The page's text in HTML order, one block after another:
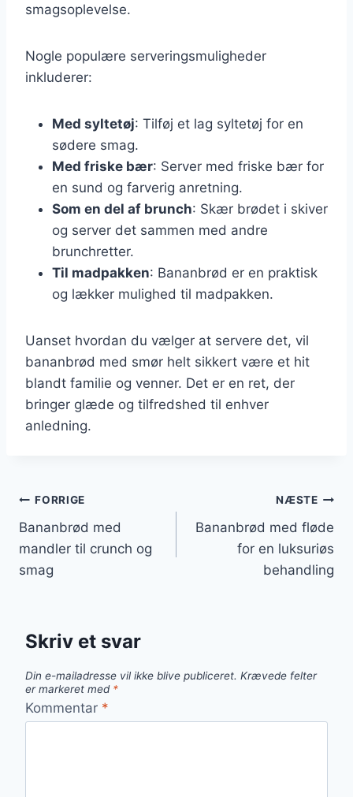
smagsoplevelse.
Nogle populære serveringsmuligheder
inkluderer:
Med syltetøj: Tilføj et lag syltetøj for en
sødere smag.
Med friske bær: Server med friske bær for
en sund og farverig anretning.
Som en del af brunch: Skær brødet i skiver
og server det sammen med andre
brunchretter.
Til madpakken: Bananbrød er en praktisk
og lækker mulighed til madpakken.
Uanset hvordan du vælger at servere det, vil
bananbrød med smør helt sikkert være et hit
blandt familie og venner. Det er en ret, der
bringer glæde og tilfredshed til enhver
anledning.
Indlægsnavigation
FORRIGE
Bananbrød med
mandler til crunch og
smag
NÆSTE
Bananbrød med fløde
for en luksuriøs
behandling
Skriv et svar
Din e-mailadresse vil ikke blive publiceret. Krævede felter
er markeret med *
Kommentar *